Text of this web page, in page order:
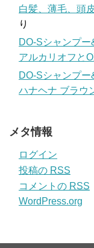
白髪、薄毛、頭
り
DO-Sシャンプ
アルカリオフと
DO-Sシャンプ
ハナヘナ ブラウ
メタ情報
ログイン
投稿の RSS
コメントの RSS
WordPress.org